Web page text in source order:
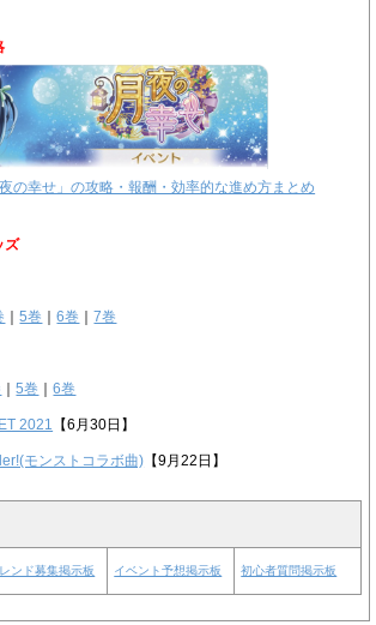
の幸せ」の攻略・報酬・効率的な進め方まとめ
ズ
｜5巻 ｜6巻 ｜7巻
｜5巻 ｜6巻
2021 【6月30日】
モンストコラボ曲) 【9月22日】
ンド募集掲示板 イベント予想掲示板 初心者質問掲示板